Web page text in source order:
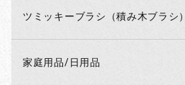
ツミッキーブラシ（積み木ブラシ）
家庭用品/日用品